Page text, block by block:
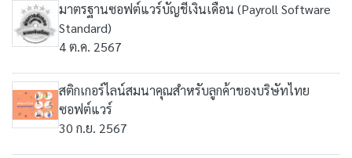
มาตรฐานซอฟต์แวร์บัญชีเงินเดือน (Payroll Software
Standard)
4 ต.ค. 2567
สติกเกอร์ไลน์สมนาคุณสำหรับลูกค้าของบริษัทไทย
ซอฟต์แวร์
30 ก.ย. 2567